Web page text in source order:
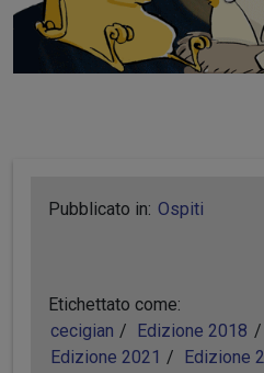
Pubblicato in: Ospiti
Etichettato come:
cecigian
Edizione 2018
Edizione 2021
Edizione